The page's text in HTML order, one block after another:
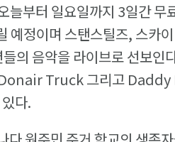
늘부터 일요일까지 3일간
예정이며 스탠스틸즈, 스카
들의 음악을 라이브로 선보
Truck 그리고
다.